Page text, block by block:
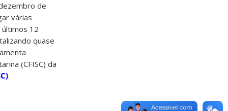
de
várias
12
quase
(CFISC) da
.